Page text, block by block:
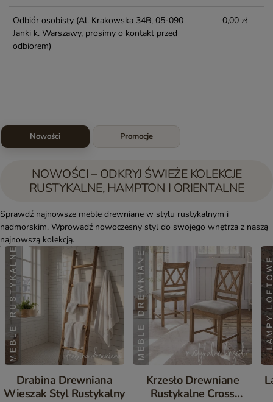
Odbiór osobisty (Al. Krakowska 34B, 05-090
Janki k. Warszawy, prosimy o kontakt przed
odbiorem)
0,00 zł
Nowości Promocje
NOWOŚCI – ODKRYJ ŚWIEŻE KOLEKCJE
RUSTYKALNE, HAMPTON I ORIENTALNE
Sprawdź najnowsze meble drewniane w stylu rustykalnym i
nadmorskim. Wprowadź nowoczesny styl do swojego wnętrza z naszą
najnowszą kolekcją.
Drabina Drewniana
Wieszak Styl Rustykalny
Krzesło Drewniane
Rustykalne Cross